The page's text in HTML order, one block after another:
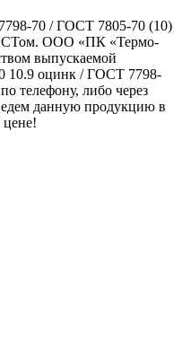
70 / ГОСТ 7805-70 (10)
ООО «ПК «Термо-
выпускаемой
10.9 оцинк / ГОСТ 7798-
телефону, либо через
данную продукцию в
цене!